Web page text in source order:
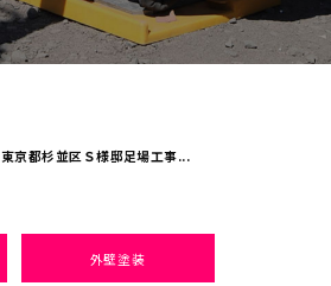
東京都杉並区Ｓ様邸足場工事...
外壁塗装